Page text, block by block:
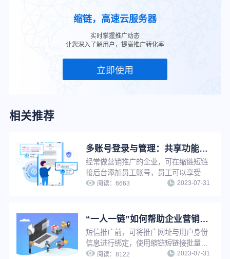
缩链，高速云服务器
实时掌握推广动态
让您深入了解用户，提高推广转化率
立即使用
相关推荐
多账号登录与管理：共享功能与数据，提升企业工作效率
经常做营销推广的企业，可在缩链短链
接后台添加员工账号，员工可以享受管
理员同等权限，使用管理员所有功能去
推广短链，提升工作效率。
阅读：6663 2023-07-31
“一人一链”如何帮助企业营销推广提升转化效果？
短信推广前，可将推广网址与用户身份
信息进行绑定，使用缩链短链接批量生
成或API生成功能将推广网址生成为一
阅读：8122 2023-07-31